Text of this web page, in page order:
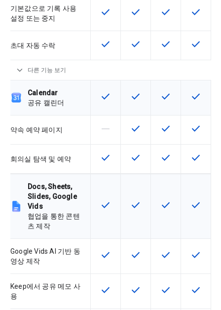
기본값으로 기록 사용
설정 또는 중지
이 기능은 SKU에서 사용할 수 있습
check 이 기능은 SKU에서 사용
check 이 기능은 SKU
check 이 기능
check
초대 자동 수락 이 기능은 SKU에서 사용할 수 있습
check 이 기능은 SKU에서 사용
check 이 기능은 SKU
check 이 기능
check
expand_more 다른 기능 보기
Calendar
공유 캘린더
이 기능은 SKU에서 사용할 수 있습
check 이 기능은 SKU에서 사용
check 이 기능은 SKU
check 이 기능
check
약속 예약 페이지 이 기능은 이 SKU에서 지원되지
horizontal_rule 이 기능은 SKU에서 사용
check 이 기능은 SKU
check 이 기능
check
회의실 탐색 및 예약 이 기능은 SKU에서 사용할 수 있습
check 이 기능은 SKU에서 사용
check 이 기능은 SKU
check 이 기능
check
Docs, Sheets,
Slides, Google
Vids
협업을 통한 콘텐
츠 제작
이 기능은 SKU에서 사용할 수 있습
check 이 기능은 SKU에서 사용
check 이 기능은 SKU
check 이 기능
check
Google Vids AI 기반 동
영상 제작
이 기능은 SKU에서 사용할 수 있습
check 이 기능은 SKU에서 사용
check 이 기능은 SKU
check 이 기능
check
Keep에서 공유 메모 사
용
이 기능은 SKU에서 사용할 수 있습
check 이 기능은 SKU에서 사용
check 이 기능은 SKU
check 이 기능
check